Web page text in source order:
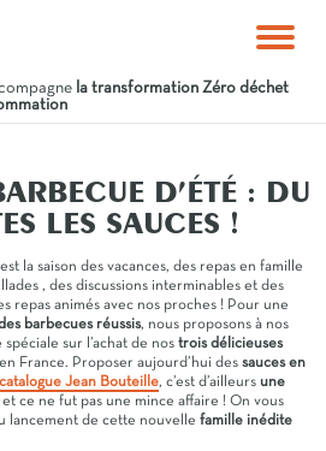
la transformation Zéro déchet
D’ÉTÉ : DU
LES SAUCES !
la saison des vacances, des repas en famille
, des discussions interminables et des
repas animés avec nos proches ! Pour une
barbecues réussis, nous proposons à nos
sur l’achat de nos trois délicieuses
France. Proposer aujourd’hui des sauces en
catalogue Jean Bouteille, c’est d’ailleurs une
ce ne fut pas une mince affaire ! On vous
lancement de cette nouvelle famille inédite